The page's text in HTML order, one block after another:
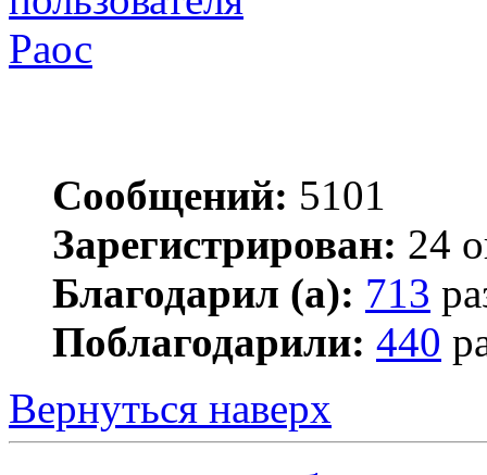
Раос
Сообщений: 5101
Зарегистрирован: 24
Благодарил (а): 713
Поблагодарили: 440
Вернуться наверх